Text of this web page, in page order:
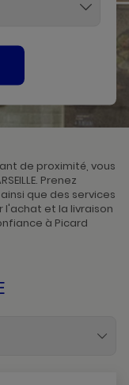
de proximité, vous
Prenez
que des services
l'achat et la livraison
à Picard